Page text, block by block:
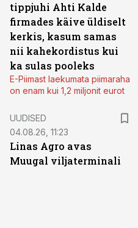
tippjuhi Ahti Kalde
firmades käive üldiselt
kerkis, kasum samas
nii kahekordistus kui
ka sulas pooleks
E-Piimast laekumata piimaraha
on enam kui 1,2 miljonit eurot
UUDISED
04.08.26, 11:23
Linas Agro avas
Muugal viljaterminali